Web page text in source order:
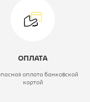
Цвет материала:
Механизм:
ОПЛАТА
оплата банковской
картой